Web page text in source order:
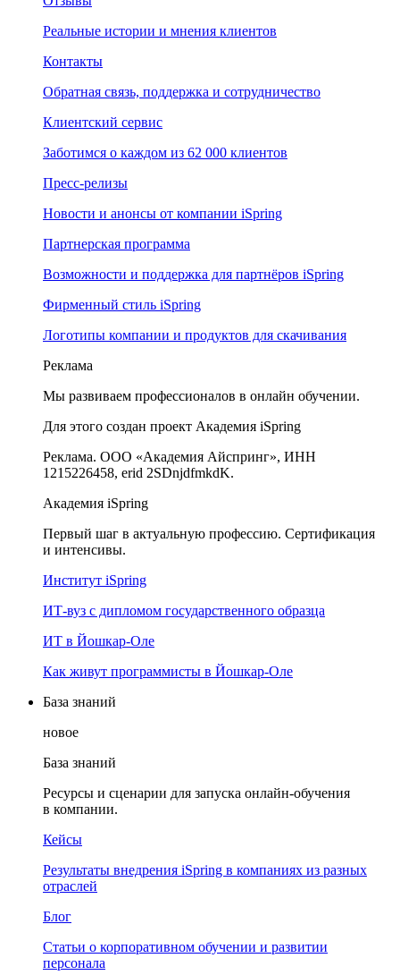
Реальные истории и мнения клиентов
Контакты
Обратная связь, поддержка и сотрудничество
Клиентский сервис
Заботимся о каждом из 62 000 клиентов
Пресс-релизы
Новости и анонсы от компании iSpring
Партнерская программа
Возможности и поддержка для партнёров iSpring
Фирменный стиль iSpring
Логотипы компании и продуктов для скачивания
Реклама
Мы развиваем профессионалов в онлайн обучении.
Для этого создан проект Академия iSpring
Реклама. ООО «Академия Айспринг», ИНН
1215226458, erid 2SDnjdfmkdK.
Академия iSpring
Первый шаг в актуальную профессию. Сертификация
и интенсивы.
Институт iSpring
ИТ-вуз с дипломом государственного образца
ИТ в Йошкар-Оле
Как живут программисты в Йошкар‑Оле
База знаний
новое
База знаний
Ресурсы и сценарии для запуска онлайн-обучения
в компании.
Кейсы
Результаты внедрения iSpring в компаниях из разных
отраслей
Блог
Статьи о корпоративном обучении и развитии
персонала